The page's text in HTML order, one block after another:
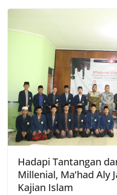
Hadapi Tantangan
Millenial, Ma’had Aly
Kajian Islam